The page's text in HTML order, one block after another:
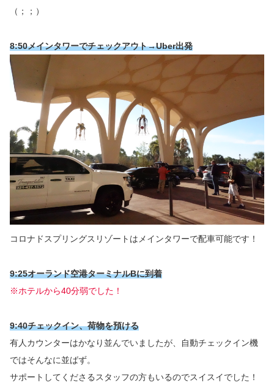
（；；）
8:50メインタワーでチェックアウト→Uber出発
コロナドスプリングスリゾートはメインタワーで配車可能です！
9:25オーランド空港ターミナルBに到着
※ホテルから40分弱でした！
9:40チェックイン、荷物を預ける
有人カウンターはかなり並んでいましたが、自動チェックイン機
ではそんなに並ばず。
サポートしてくださるスタッフの方もいるのでスイスイでした！